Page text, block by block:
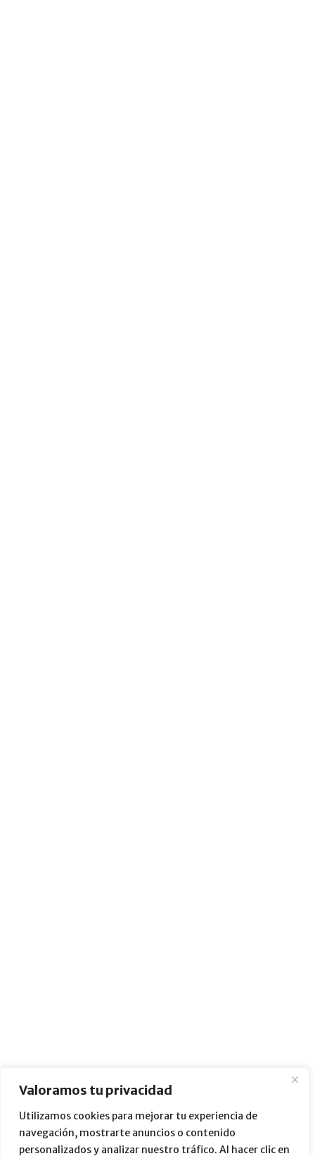
Valoramos tu privacidad
Utilizamos cookies para mejorar tu experiencia de
navegación, mostrarte anuncios o contenido
personalizados y analizar nuestro tráfico. Al hacer clic en